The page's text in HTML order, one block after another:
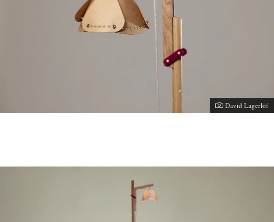
David Lagerlöf